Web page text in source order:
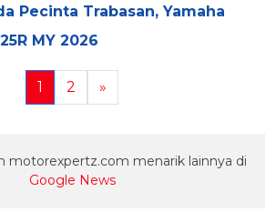
Pecinta Trabasan, Yamaha
MY 2026
1 2 »
motorexpertz.com menarik lainnya di
Google News